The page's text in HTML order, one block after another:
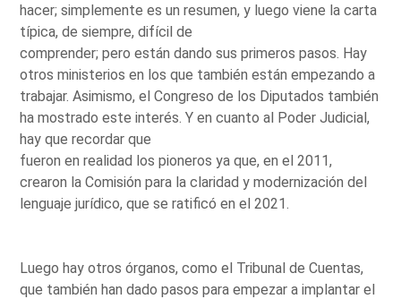
hacer; simplemente es un resumen, y luego viene la carta
típica, de siempre, difícil de
comprender; pero están dando sus primeros pasos. Hay
otros ministerios en los que también están empezando a
trabajar. Asimismo, el Congreso de los Diputados también
ha mostrado este interés. Y en cuanto al Poder Judicial,
hay que recordar que
fueron en realidad los pioneros ya que, en el 2011,
crearon la Comisión para la claridad y modernización del
lenguaje jurídico, que se ratificó en el 2021.
Luego hay otros órganos, como el Tribunal de Cuentas,
que también han dado pasos para empezar a implantar el